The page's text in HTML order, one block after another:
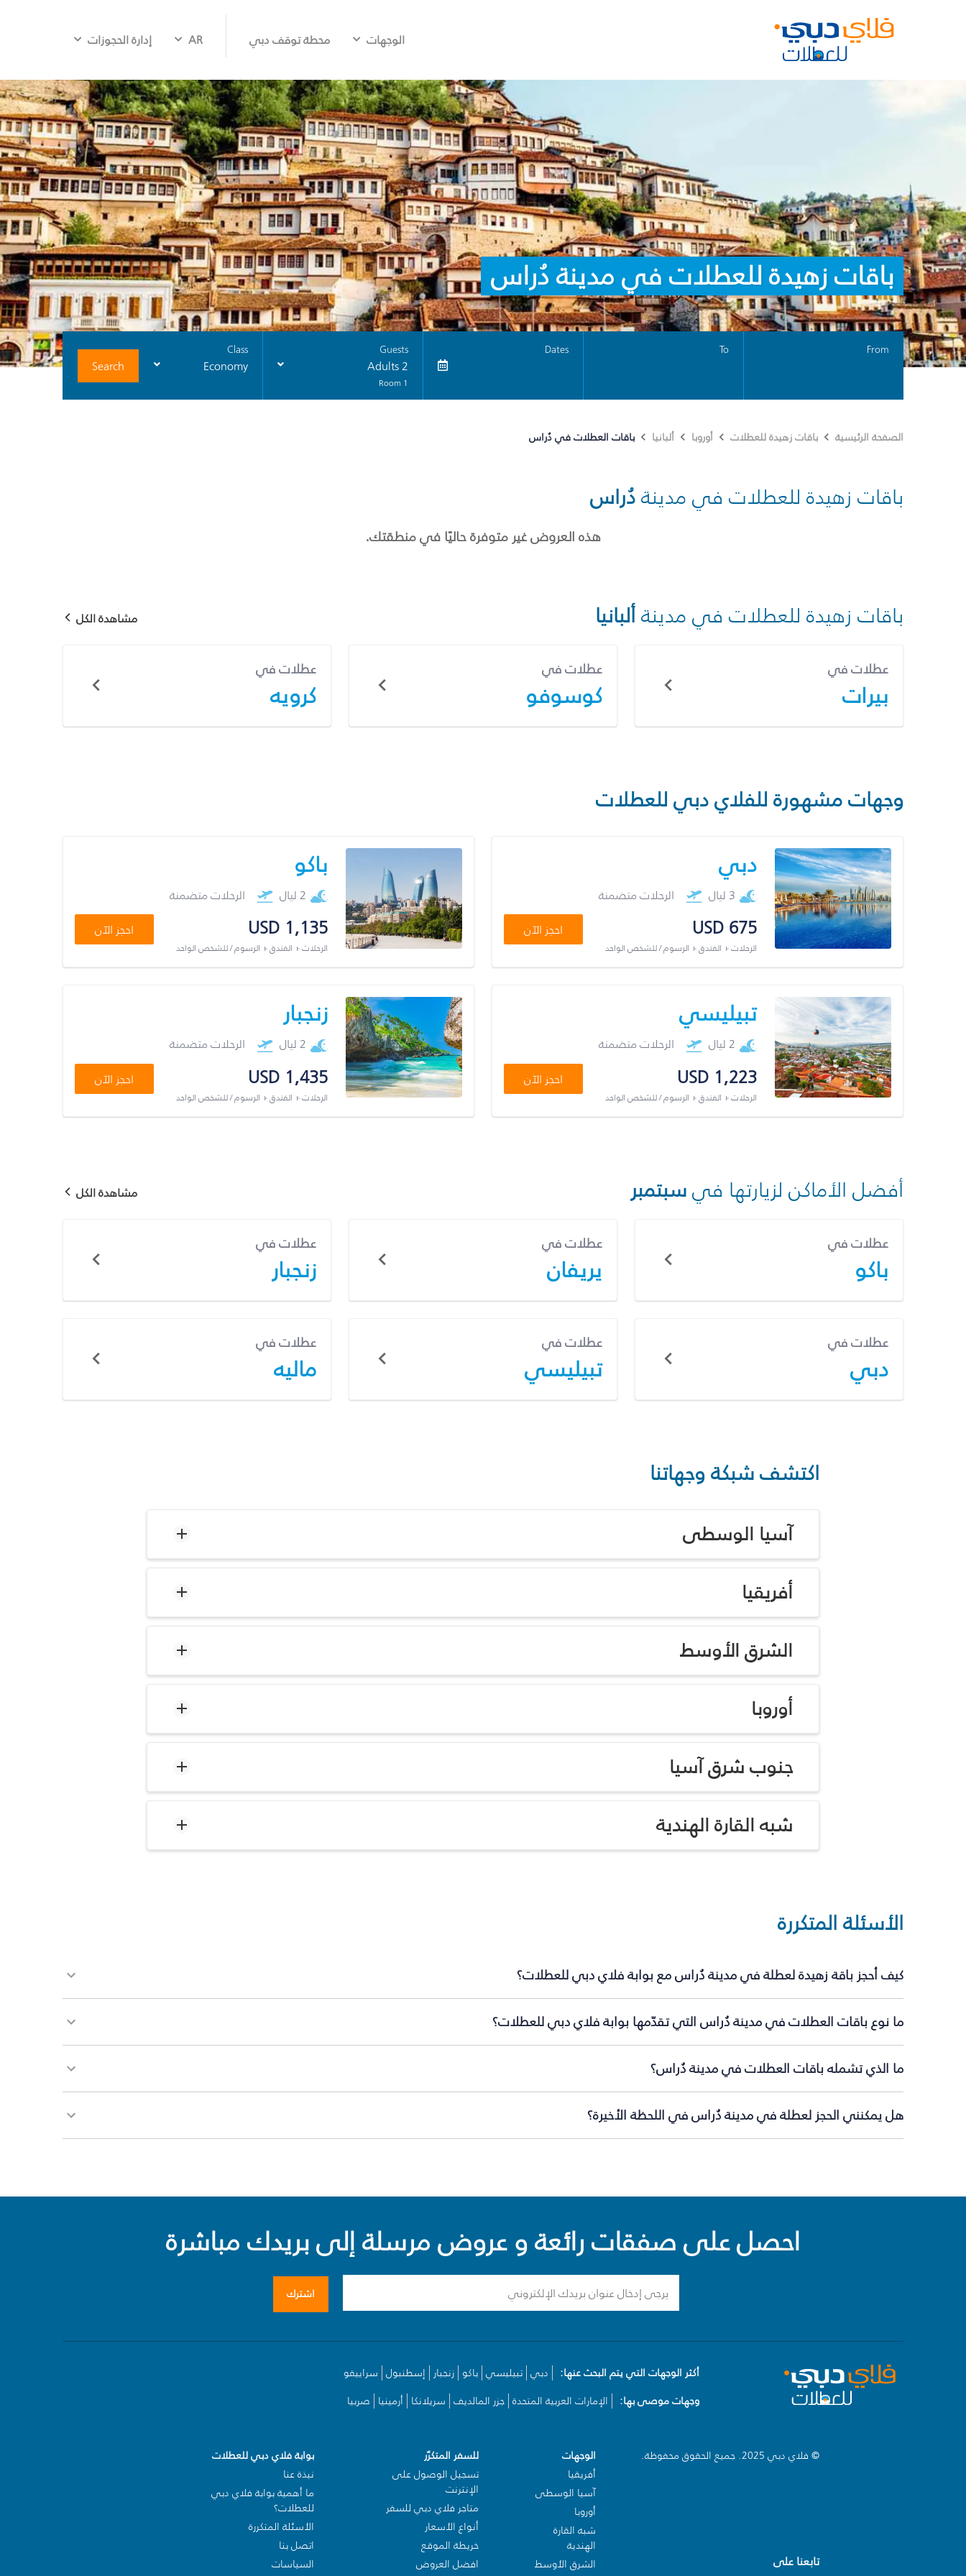
الوجهات محطة توقف دبي AR إدارة الحجوزات
باقات زهيدة للعطلات في مدينة دُراس
From
To
Dates
Guests
2 Adults
1 Room
Class
Economy
Search
الصفحة الرئيسية باقات زهيدة للعطلات أوروبا ألبانيا باقات العطلات في دُراس
باقات زهيدة للعطلات في مدينةدُراس
هذه العروض غير متوفرة حاليًا في منطقتك.
باقات زهيدة للعطلات في مدينةألبانيا مشاهدة الكل
عطلات في
بيرات
عطلات في
كوسوفو
عطلات في
كرويه
وجهات مشهورة للفلاي دبي للعطلات
دبي
3 ليال الرحلات متضمنة
USD 675
الرحلات + الفندق + الرسوم / للشخص الواحد
احجز الآن
باكو
2 ليال الرحلات متضمنة
USD 1,135
الرحلات + الفندق + الرسوم / للشخص الواحد
احجز الآن
تبيليسي
2 ليال الرحلات متضمنة
USD 1,223
الرحلات + الفندق + الرسوم / للشخص الواحد
احجز الآن
زنجبار
2 ليال الرحلات متضمنة
USD 1,435
الرحلات + الفندق + الرسوم / للشخص الواحد
احجز الآن
أفضل الأماكن لزيارتها فيسبتمبر مشاهدة الكل
عطلات في
باكو
عطلات في
يريفان
عطلات في
زنجبار
عطلات في
دبي
عطلات في
تبيليسي
عطلات في
ماليه
اكتشف شبكة وجهاتنا
آسيا الوسطى
أفريقيا
الشرق الأوسط
أوروبا
جنوب شرق آسيا
شبه القارة الهندية
الأسئلة المتكررة
كيف أحجز باقة زهيدة لعطلة في مدينة دُراس مع بوابة فلاي دبي للعطلات؟
ما نوع باقات العطلات في مدينة دُراس التي تقدّمها بوابة فلاي دبي للعطلات؟
ما الذي تشمله باقات العطلات في مدينة دُراس؟
هل يمكنني الحجز لعطلة في مدينة دُراس في اللحظة الأخيرة؟
احصل على صفقات رائعة و عروض مرسلة إلى بريدك مباشرة
اشترك
أكثر الوجهات التي يتم البحث عنها: دبي تبيليسي باكو زنجبار إسطنبول سراييفو
وجهات موصى بها:
الإمارات العربية المتحدة جزر المالديف سريلانكا أرمينيا صربيا
© فلاي دبي 2025. جميع الحقوق محفوظة.
تابعنا على
الوجهات
أفريقيا
آسيا الوسطى
أوروبا
شبه القارة
الهندية
الشرق الأوسط
للسفر المتكرّر
تسجيل الوصول على
الإنترنت
متاجر فلاي دبي للسفر
أنواع الأسعار
خريطة الموقع
افضل العروض
بوابة فلاي دبي للعطلات
نبذة عنا
ما أهمية بوابة فلاي دبي
للعطلات؟
الأسئلة المتكررة
اتصل بنا
السياسات